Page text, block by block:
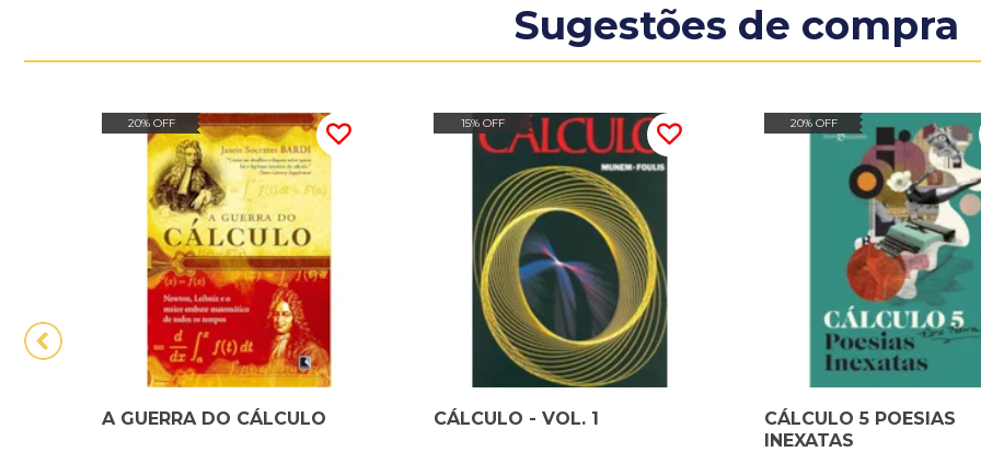
Sugestões de compra
20% OFF
A GUERRA DO CÁLCULO
15% OFF
CÁLCULO - VOL. 1
20% OFF
CÁLCULO 5 POESIAS
INEXATAS